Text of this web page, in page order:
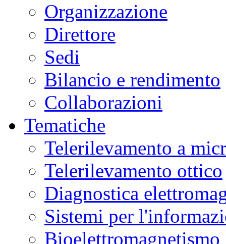
Organizzazione
Direttore
Sedi
Bilancio e rendimento
Collaborazioni
Tematiche
Telerilevamento a
Telerilevamento ottico
Diagnostica
Sistemi per
Bioelettromagnetismo